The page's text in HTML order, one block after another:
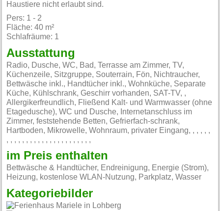
Haustiere nicht erlaubt sind.
Pers: 1 - 2
Fläche: 40 m²
Schlafräume: 1
Ausstattung
Radio, Dusche, WC, Bad, Terrasse am Zimmer, TV,
Küchenzeile, Sitzgruppe, Souterrain, Fön, Nichtraucher,
Bettwäsche inkl., Handtücher inkl., Wohnküche, Separate
Küche, Kühlschrank, Geschirr vorhanden, SAT-TV, ,
Allergikerfreundlich, Fließend Kalt- und Warmwasser (ohne
Etagedusche), WC und Dusche, Internetanschluss im
Zimmer, feststehende Betten, Gefrierfach-schrank,
Hartboden, Mikrowelle, Wohnraum, privater Eingang, , , , , ,
, , , , , , , , , , , , , , , , , , , , , ,
im Preis enthalten
Bettwäsche & Handtücher, Endreinigung, Energie (Strom),
Heizung, kostenlose WLAN-Nutzung, Parkplatz, Wasser
Kategoriebilder